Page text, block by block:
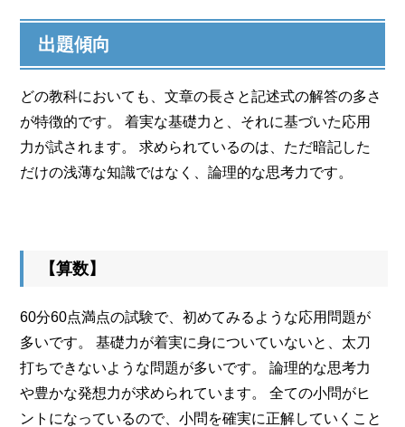
出題傾向
どの教科においても、文章の長さと記述式の解答の多さ
が特徴的です。 着実な基礎力と、それに基づいた応用
力が試されます。 求められているのは、ただ暗記した
だけの浅薄な知識ではなく、論理的な思考力です。
【算数】
60分60点満点の試験で、初めてみるような応用問題が
多いです。 基礎力が着実に身についていないと、太刀
打ちできないような問題が多いです。 論理的な思考力
や豊かな発想力が求められています。 全ての小問がヒ
ントになっているので、小問を確実に正解していくこと